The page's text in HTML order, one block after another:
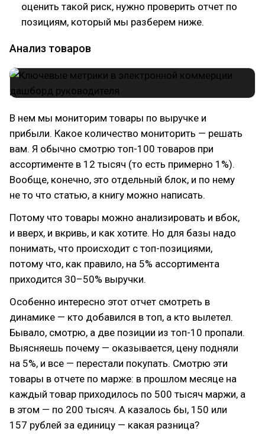
оценить такой риск, нужно проверить отчет по
позициям, который мы разберем ниже.
Анализ товаров
В нем мы мониторим товары по выручке и
прибыли. Какое количество мониторить — решать
вам. Я обычно смотрю топ-100 товаров при
ассортименте в 12 тысяч (то есть примерно 1%).
Вообще, конечно, это отдельный блок, и по нему
не то что статью, а книгу можно написать.
Потому что товары можно анализировать и вбок,
и вверх, и вкривь, и как хотите. Но для базы надо
понимать, что происходит с топ-позициями,
потому что, как правило, на 5% ассортимента
приходится 30–50% выручки.
Особенно интересно этот отчет смотреть в
динамике — кто добавился в топ, а кто вылетел.
Бывало, смотрю, а две позиции из топ-10 пропали.
Выясняешь почему — оказывается, цену подняли
на 5%, и все — перестали покупать. Смотрю эти
товары в отчете по марже: в прошлом месяце на
каждый товар приходилось по 500 тысяч маржи, а
в этом — по 200 тысяч. А казалось бы, 150 или
157 рублей за единицу — какая разница?